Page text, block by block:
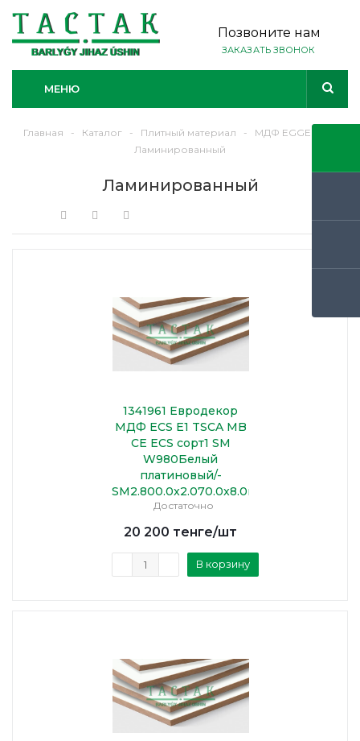
Позвоните нам
ЗАКАЗАТЬ ЗВОНОК
МЕНЮ
Главная - Каталог - Плитный материал - МДФ EGGER
Ламинированный
Ламинированный
1341961 Евродекор
МДФ ECS E1 TSCA MB
CE ECS сорт1 SM
W980Белый
платиновый/-
SM2.800.0x2.070.0x8.0mm
Достаточно
20 200 тенге/шт
В корзину